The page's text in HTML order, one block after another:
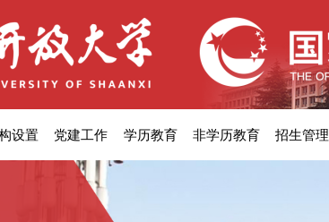
设置 党建工作 学历教育 非学历教育 招生管理